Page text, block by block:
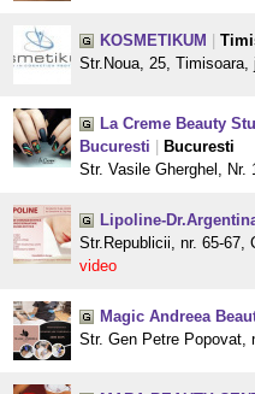
KOSMETIKUM
Str.Noua, 25,
La Creme Beauty
Bucuresti
Bucuresti
Str. Vasile Gherghel,
Lipoline-
Str.Republicii, nr. 65-67,
video
Magic Andreea
Str. Gen Petre Popovat,